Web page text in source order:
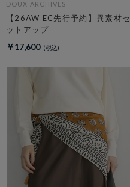
DOUX ARCHIVES
【26AW EC先行予約】異素材セ
ットアップ
￥17,600